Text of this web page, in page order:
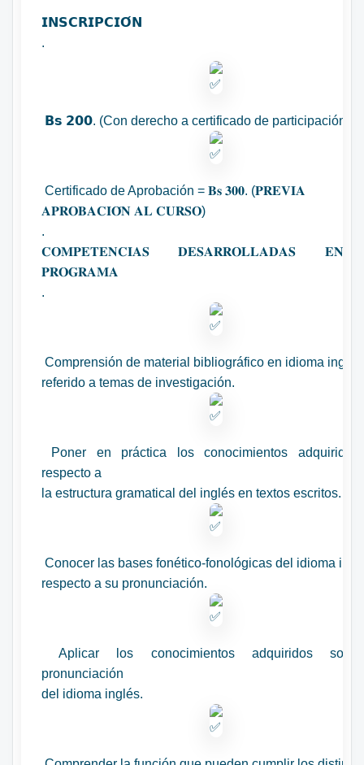
𝗜𝗡𝗦𝗖𝗥𝗜𝗣𝗖𝗜𝗢́𝗡
.
𝗕𝘀 𝟮𝟬𝟬. (Con derecho a certificado de participación)
Certificado de Aprobación = 𝐁𝐬 𝟑𝟎𝟎. (𝐏𝐑𝐄𝐕𝐈𝐀
𝐀𝐏𝐑𝐎𝐁𝐀𝐂𝐈𝐎́𝐍 𝐀𝐋 𝐂𝐔𝐑𝐒𝐎)
.
𝐂𝐎𝐌𝐏𝐄𝐓𝐄𝐍𝐂𝐈𝐀𝐒 𝐃𝐄𝐒𝐀𝐑𝐑𝐎𝐋𝐋𝐀𝐃𝐀𝐒
𝐏𝐑𝐎𝐆𝐑𝐀𝐌𝐀
.
Comprensión de material bibliográfico en idioma inglés
referido a temas de investigación.
Poner en práctica los conocimientos
respecto a
la estructura gramatical del inglés en textos escritos.
Conocer las bases fonético-fonológicas del idioma
respecto a su pronunciación.
Aplicar los conocimientos adquiridos
pronunciación
del idioma inglés.